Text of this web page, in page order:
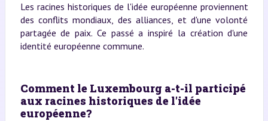
Les racines historiques de l'idée européenne proviennent
des conflits mondiaux, des alliances, et d'une volonté
partagée de paix. Ce passé a inspiré la création d'une
identité européenne commune.
Comment le Luxembourg a-t-il participé
aux racines historiques de l'idée
européenne?